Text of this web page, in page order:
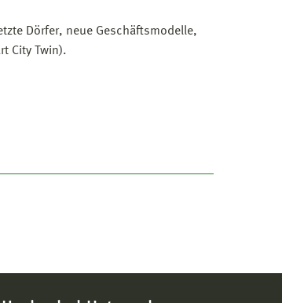
Dörfer, neue Geschäftsmodelle,
City Twin).